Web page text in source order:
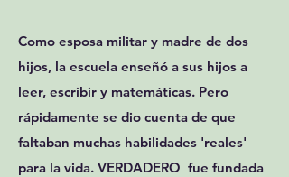
Como esposa militar y madre de dos
hijos, la escuela enseñó a sus hijos a
leer, escribir y matemáticas. Pero
rápidamente se dio cuenta de que
faltaban muchas habilidades 'reales'
para la vida. VERDADERO fue fundada